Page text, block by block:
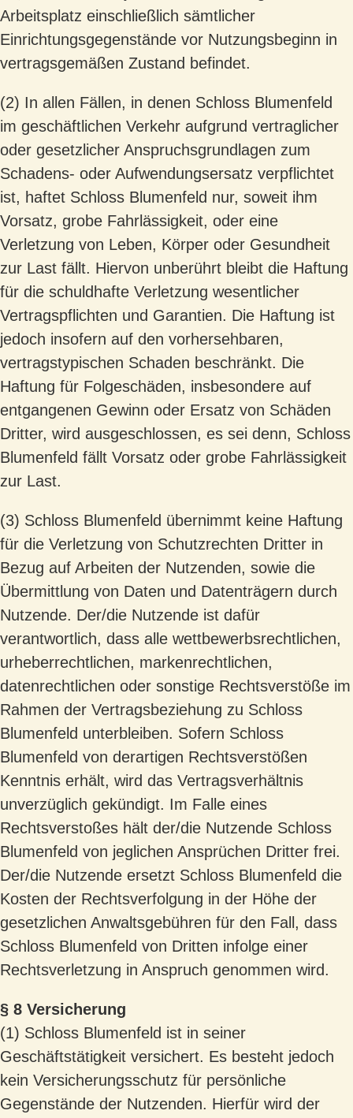
Arbeitsplatz einschließlich sämtlicher
Einrichtungsgegenstände vor Nutzungsbeginn in
vertragsgemäßen Zustand befindet.
(2) In allen Fällen, in denen Schloss Blumenfeld
im geschäftlichen Verkehr aufgrund vertraglicher
oder gesetzlicher Anspruchsgrundlagen zum
Schadens- oder Aufwendungsersatz verpflichtet
ist, haftet Schloss Blumenfeld nur, soweit ihm
Vorsatz, grobe Fahrlässigkeit, oder eine
Verletzung von Leben, Körper oder Gesundheit
zur Last fällt. Hiervon unberührt bleibt die Haftung
für die schuldhafte Verletzung wesentlicher
Vertragspflichten und Garantien. Die Haftung ist
jedoch insofern auf den vorhersehbaren,
vertragstypischen Schaden beschränkt. Die
Haftung für Folgeschäden, insbesondere auf
entgangenen Gewinn oder Ersatz von Schäden
Dritter, wird ausgeschlossen, es sei denn, Schloss
Blumenfeld fällt Vorsatz oder grobe Fahrlässigkeit
zur Last.
(3) Schloss Blumenfeld übernimmt keine Haftung
für die Verletzung von Schutzrechten Dritter in
Bezug auf Arbeiten der Nutzenden, sowie die
Übermittlung von Daten und Datenträgern durch
Nutzende. Der/die Nutzende ist dafür
verantwortlich, dass alle wettbewerbsrechtlichen,
urheberrechtlichen, markenrechtlichen,
datenrechtlichen oder sonstige Rechtsverstöße im
Rahmen der Vertragsbeziehung zu Schloss
Blumenfeld unterbleiben. Sofern Schloss
Blumenfeld von derartigen Rechtsverstößen
Kenntnis erhält, wird das Vertragsverhältnis
unverzüglich gekündigt. Im Falle eines
Rechtsverstoßes hält der/die Nutzende Schloss
Blumenfeld von jeglichen Ansprüchen Dritter frei.
Der/die Nutzende ersetzt Schloss Blumenfeld die
Kosten der Rechtsverfolgung in der Höhe der
gesetzlichen Anwaltsgebühren für den Fall, dass
Schloss Blumenfeld von Dritten infolge einer
Rechtsverletzung in Anspruch genommen wird.
§ 8 Versicherung
(1) Schloss Blumenfeld ist in seiner
Geschäftstätigkeit versichert. Es besteht jedoch
kein Versicherungsschutz für persönliche
Gegenstände der Nutzenden. Hierfür wird der